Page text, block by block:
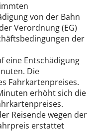
von der Bahn
Verordnung (EG)
der
eine Entschädigung
Die
Fahrkartenpreises.
erhöht sich die
Reisende wegen der
erstattet